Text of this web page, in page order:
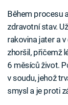
Během procesu
zdravotní stav.
rakovina jater a
zhoršil, přičemž
6 měsíců život.
v soudu, jehož
smysl a je proti